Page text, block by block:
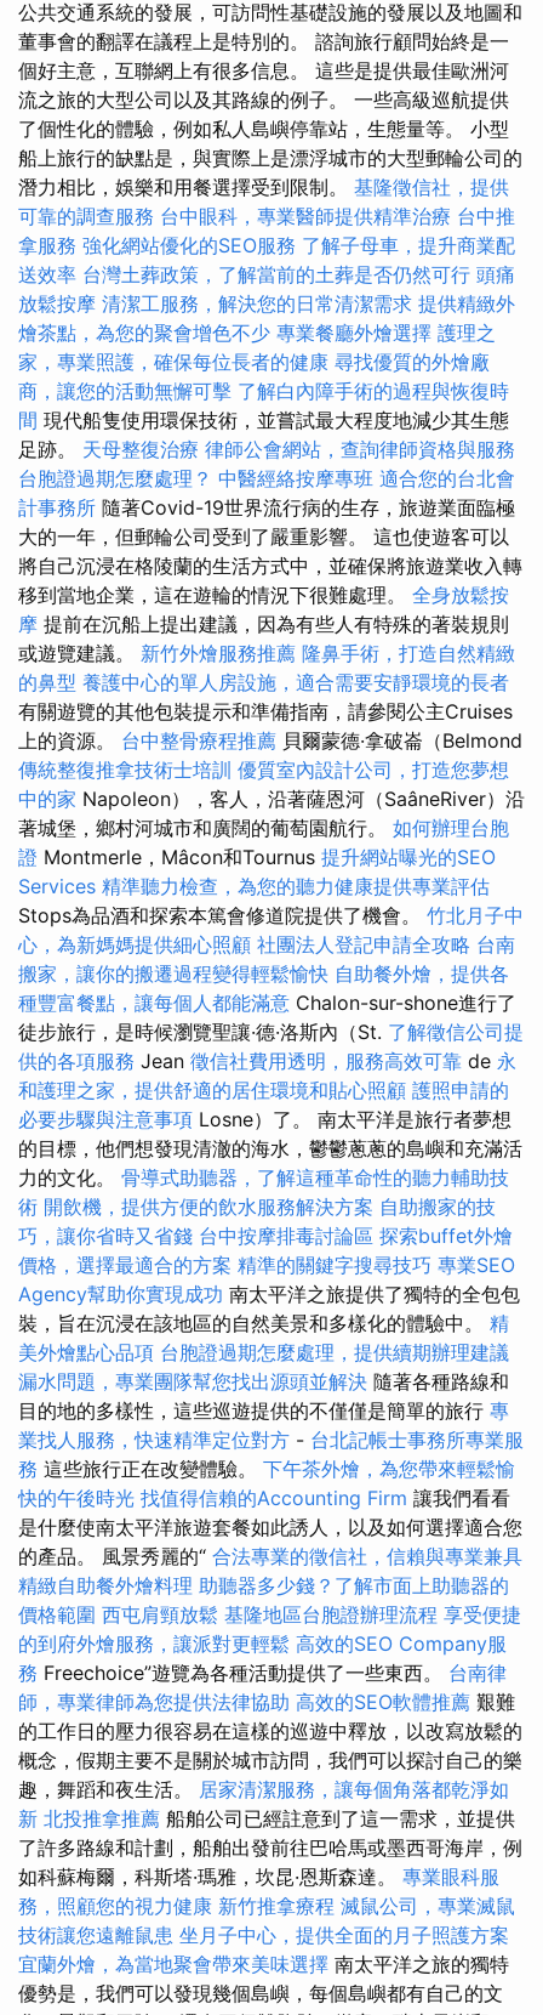
公共交通系統的發展，可訪問性基礎設施的發展以及地圖和
董事會的翻譯在議程上是特別的。 諮詢旅行顧問始終是一
個好主意，互聯網上有很多信息。 這些是提供最佳歐洲河
流之旅的大型公司以及其路線的例子。 一些高級巡航提供
了個性化的體驗，例如私人島嶼停靠站，生態量等。 小型
船上旅行的缺點是，與實際上是漂浮城市的大型郵輪公司的
潛力相比，娛樂和用餐選擇受到限制。 基隆徵信社，提供
可靠的調查服務 台中眼科，專業醫師提供精準治療 台中推
拿服務 強化網站優化的SEO服務 了解子母車，提升商業配
送效率 台灣土葬政策，了解當前的土葬是否仍然可行 頭痛
放鬆按摩 清潔工服務，解決您的日常清潔需求 提供精緻外
燴茶點，為您的聚會增色不少 專業餐廳外燴選擇 護理之
家，專業照護，確保每位長者的健康 尋找優質的外燴廠
商，讓您的活動無懈可擊 了解白內障手術的過程與恢復時
間 現代船隻使用環保技術，並嘗試最大程度地減少其生態
足跡。 天母整復治療 律師公會網站，查詢律師資格與服務
台胞證過期怎麼處理？ 中醫經絡按摩專班 適合您的台北會
計事務所 隨著Covid-19世界流行病的生存，旅遊業面臨極
大的一年，但郵輪公司受到了嚴重影響。 這也使遊客可以
將自己沉浸在格陵蘭的生活方式中，並確保將旅遊業收入轉
移到當地企業，這在遊輪的情況下很難處理。 全身放鬆按
摩 提前在沉船上提出建議，因為有些人有特殊的著裝規則
或遊覽建議。 新竹外燴服務推薦 隆鼻手術，打造自然精緻
的鼻型 養護中心的單人房設施，適合需要安靜環境的長者
有關遊覽的其他包裝提示和準備指南，請參閱公主Cruises
上的資源。 台中整骨療程推薦 貝爾蒙德·拿破崙（Belmond
傳統整復推拿技術士培訓 優質室內設計公司，打造您夢想
中的家 Napoleon），客人，沿著薩恩河（SaâneRiver）沿
著城堡，鄉村河城市和廣闊的葡萄園航行。 如何辦理台胞
證 Montmerle，Mâcon和Tournus 提升網站曝光的SEO
Services 精準聽力檢查，為您的聽力健康提供專業評估
Stops為品酒和探索本篤會修道院提供了機會。 竹北月子中
心，為新媽媽提供細心照顧 社團法人登記申請全攻略 台南
搬家，讓你的搬遷過程變得輕鬆愉快 自助餐外燴，提供各
種豐富餐點，讓每個人都能滿意 Chalon-sur-shone進行了
徒步旅行，是時候瀏覽聖讓·德·洛斯內（St. 了解徵信公司提
供的各項服務 Jean 徵信社費用透明，服務高效可靠 de 永
和護理之家，提供舒適的居住環境和貼心照顧 護照申請的
必要步驟與注意事項 Losne）了。 南太平洋是旅行者夢想
的目標，他們想發現清澈的海水，鬱鬱蔥蔥的島嶼和充滿活
力的文化。 骨導式助聽器，了解這種革命性的聽力輔助技
術 開飲機，提供方便的飲水服務解決方案 自助搬家的技
巧，讓你省時又省錢 台中按摩排毒討論區 探索buffet外燴
價格，選擇最適合的方案 精準的關鍵字搜尋技巧 專業SEO
Agency幫助你實現成功 南太平洋之旅提供了獨特的全包包
裝，旨在沉浸在該地區的自然美景和多樣化的體驗中。 精
美外燴點心品項 台胞證過期怎麼處理，提供續期辦理建議
漏水問題，專業團隊幫您找出源頭並解決 隨著各種路線和
目的地的多樣性，這些巡遊提供的不僅僅是簡單的旅行 專
業找人服務，快速精準定位對方 - 台北記帳士事務所專業服
務 這些旅行正在改變體驗。 下午茶外燴，為您帶來輕鬆愉
快的午後時光 找值得信賴的Accounting Firm 讓我們看看
是什麼使南太平洋旅遊套餐如此誘人，以及如何選擇適合您
的產品。 風景秀麗的“ 合法專業的徵信社，信賴與專業兼具
精緻自助餐外燴料理 助聽器多少錢？了解市面上助聽器的
價格範圍 西屯肩頸放鬆 基隆地區台胞證辦理流程 享受便捷
的到府外燴服務，讓派對更輕鬆 高效的SEO Company服
務 Freechoice”遊覽為各種活動提供了一些東西。 台南律
師，專業律師為您提供法律協助 高效的SEO軟體推薦 艱難
的工作日的壓力很容易在這樣的巡遊中釋放，以改寫放鬆的
概念，假期主要不是關於城市訪問，我們可以探討自己的樂
趣，舞蹈和夜生活。 居家清潔服務，讓每個角落都乾淨如
新 北投推拿推薦 船舶公司已經註意到了這一需求，並提供
了許多路線和計劃，船舶出發前往巴哈馬或墨西哥海岸，例
如科蘇梅爾，科斯塔·瑪雅，坎昆·恩斯森達。 專業眼科服
務，照顧您的視力健康 新竹推拿療程 滅鼠公司，專業滅鼠
技術讓您遠離鼠患 坐月子中心，提供全面的月子照護方案
宜蘭外燴，為當地聚會帶來美味選擇 南太平洋之旅的獨特
優勢是，我們可以發現幾個島嶼，每個島嶼都有自己的文